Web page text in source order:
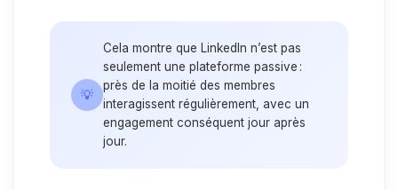
💡
Cela montre que LinkedIn n’est pas
seulement une plateforme passive :
près de la moitié des membres
interagissent régulièrement, avec un
engagement conséquent jour après
jour.